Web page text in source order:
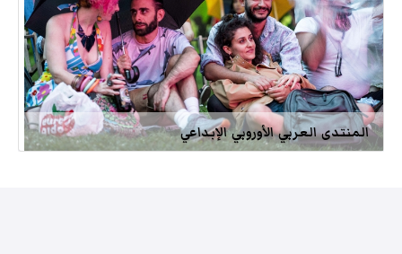
المنتدى العربي الأوروبي الإبداعي